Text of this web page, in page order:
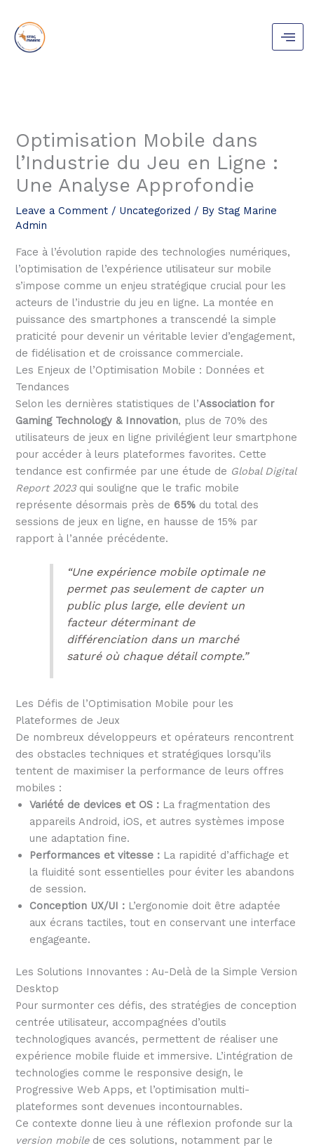
content
Optimisation Mobile dans
l’Industrie du Jeu en Ligne :
Une Analyse Approfondie
Leave a Comment / Uncategorized / ByStag Marine
Admin
Face à l’évolution rapide des technologies numériques,
l’optimisation de l’expérience utilisateur sur mobile
s’impose comme un enjeu stratégique crucial pour les
acteurs de l’industrie du jeu en ligne. La montée en
puissance des smartphones a transcendé la simple
praticité pour devenir un véritable levier d’engagement,
de fidélisation et de croissance commerciale.
Les Enjeux de l’Optimisation Mobile : Données et
Tendances
Selon les dernières statistiques de l’Association for
Gaming Technology & Innovation, plus de 70% des
utilisateurs de jeux en ligne privilégient leur smartphone
pour accéder à leurs plateformes favorites. Cette
tendance est confirmée par une étude de Global Digital
Report 2023qui souligne que le trafic mobile
représente désormais près de 65% du total des
sessions de jeux en ligne, en hausse de 15% par
rapport à l’année précédente.
“Une expérience mobile optimale ne
permet pas seulement de capter un
public plus large, elle devient un
facteur déterminant de
différenciation dans un marché
saturé où chaque détail compte.”
Les Défis de l’Optimisation Mobile pour les
Plateformes de Jeux
De nombreux développeurs et opérateurs rencontrent
des obstacles techniques et stratégiques lorsqu’ils
tentent de maximiser la performance de leurs offres
mobiles :
Variété de devices et OS : La fragmentation des
appareils Android, iOS, et autres systèmes impose
une adaptation fine.
Performances et vitesse : La rapidité d’affichage et
la fluidité sont essentielles pour éviter les abandons
de session.
Conception UX/UI : L’ergonomie doit être adaptée
aux écrans tactiles, tout en conservant une interface
engageante.
Les Solutions Innovantes : Au-Delà de la Simple Version
Desktop
Pour surmonter ces défis, des stratégies de conception
centrée utilisateur, accompagnées d’outils
technologiques avancés, permettent de réaliser une
expérience mobile fluide et immersive. L’intégration de
technologies comme le responsive design, le
Progressive Web Apps, et l’optimisation multi-
plateformes sont devenues incontournables.
Ce contexte donne lieu à une réflexion profonde sur la
version mobilede ces solutions, notamment par le